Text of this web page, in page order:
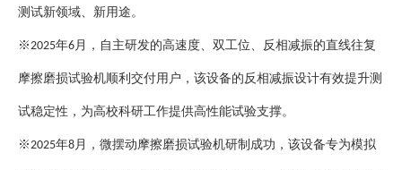
测试新领域、新用途。
※2025年6月，自主研发的高速度、双工位、反相减振的直线往复
摩擦磨损试验机顺利交付用户，该设备的反相减振设计有效提升测
试稳定性，为高校科研工作提供高性能试验支撑。
※2025年8月，微摆动摩擦磨损试验机研制成功，该设备专为模拟